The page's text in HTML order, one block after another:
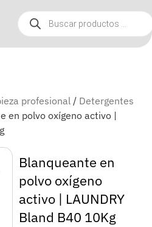
profesional/ Detergentes
en polvo oxígeno activo |
Blanqueante en
polvo oxígeno
activo | LAUNDRY
Bland B40 10Kg